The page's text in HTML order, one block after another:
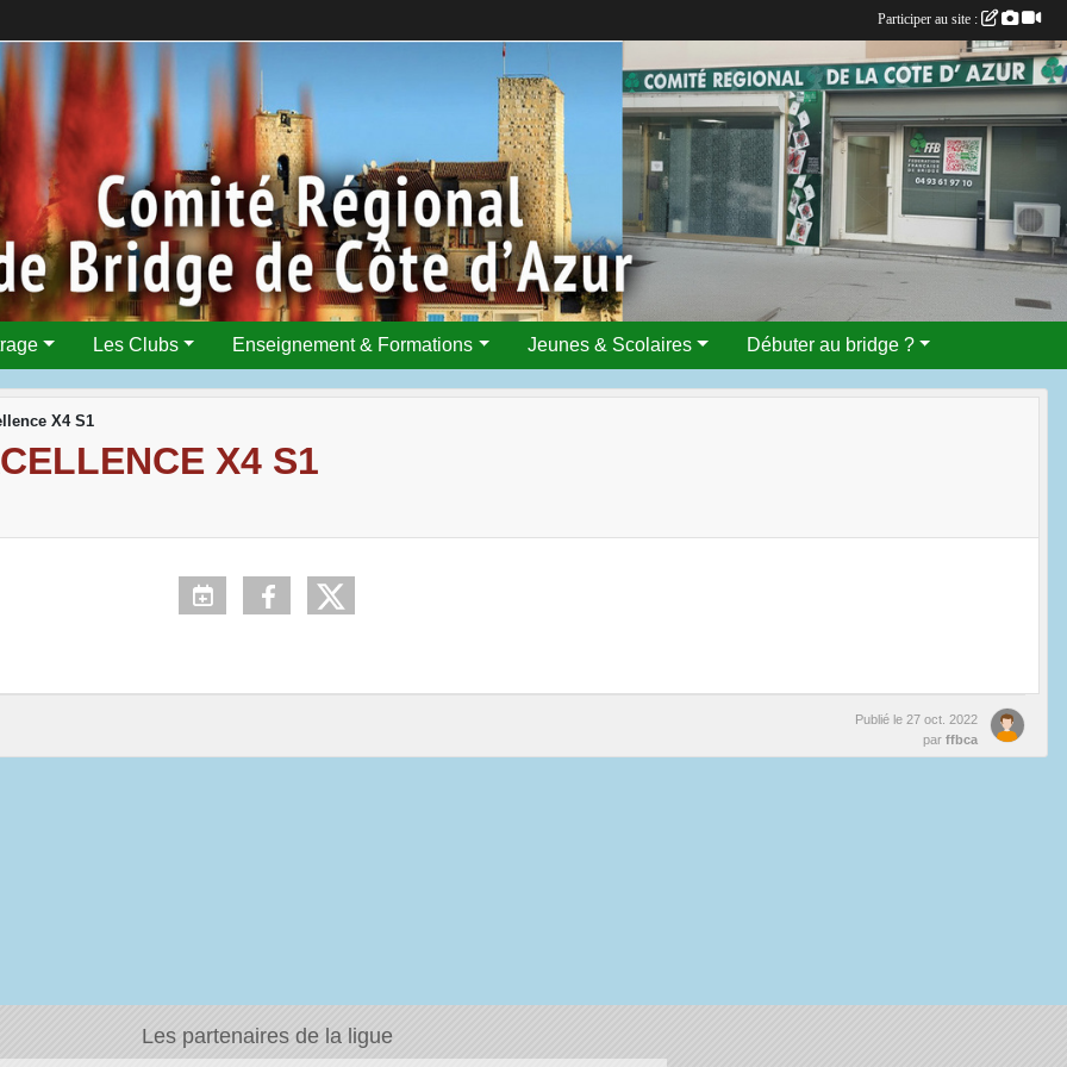
Les Clubs Enseignement & Formations Jeunes & Scolaires Débuter au bridge ?
X4 S1
X4 S1
Publié le 27 oct. 2022
par ffbca
Les partenaires de la ligue
Participer au site :